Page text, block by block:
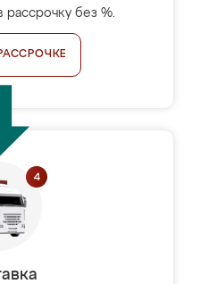
рассрочку без %.